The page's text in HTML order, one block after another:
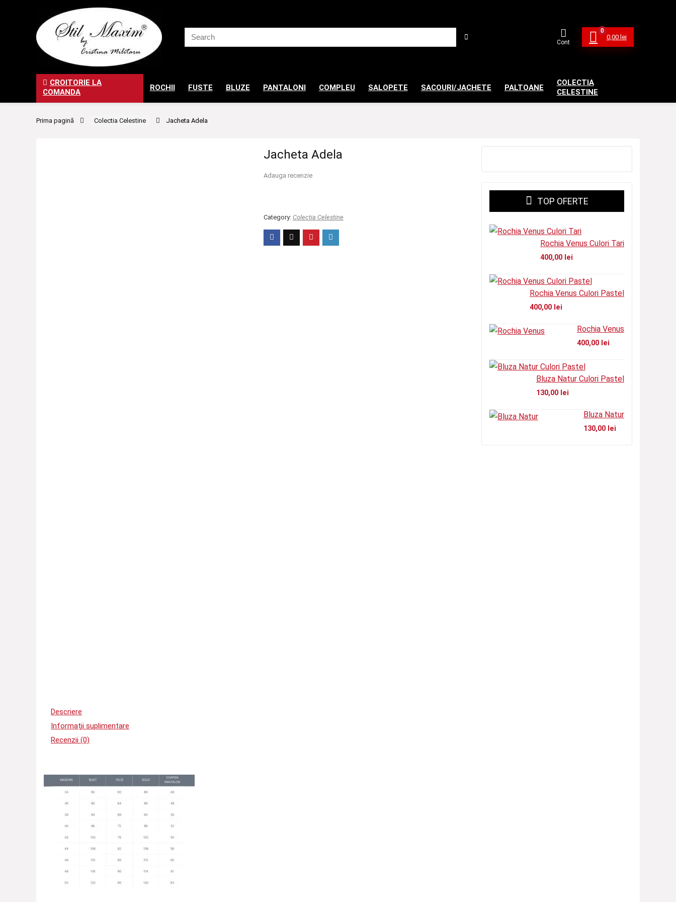
Cont
0
0,00 lei
CROITORIE LA
COMANDA
ROCHII FUSTE BLUZE PANTALONI COMPLEU SALOPETE SACOURI/JACHETE PALTOANE
COLECTIA
CELESTINE
Prima pagină Colectia Celestine Jacheta Adela
Jacheta Adela
Adauga recenzie
Category: Colectia Celestine
Descriere
Informații suplimentare
Recenzii (0)
TOP OFERTE
Rochia Venus Culori Tari
400,00 lei
Rochia Venus Culori Pastel
400,00 lei
Rochia Venus
400,00 lei
Bluza Natur Culori Pastel
130,00 lei
Bluza Natur
130,00 lei